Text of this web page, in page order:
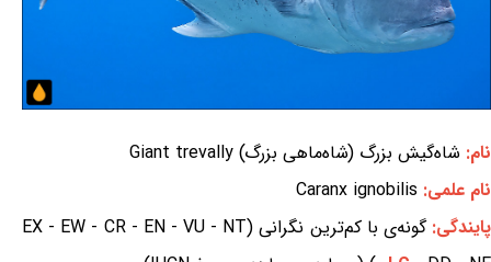
نام: شاه‌گیش بزرگ (شاه‌ماهی بزرگ) Giant trevally
نام علمی: Caranx ignobilis
پایندگی:
گونه‌ی با کم‌ترین نگرانی (EX - EW - CR - EN - VU - NT